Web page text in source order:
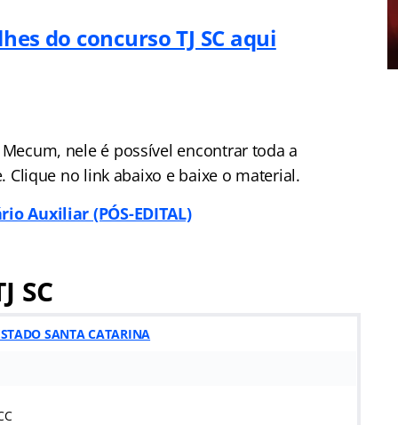
do concurso TJ SC aqui
nele é possível encontrar toda a
Clique no link abaixo e baixe o material.
Auxiliar (PÓS-EDITAL)
SC
SANTA CATARINA